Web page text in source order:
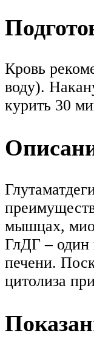
Кровь
воду).
курить 30
мышцах,
ГлДГ – один
печени.
цитолиза